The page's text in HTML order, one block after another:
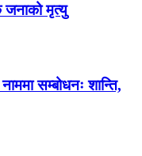
जनाको मृत्यु
सम्बोधनः शान्ति,